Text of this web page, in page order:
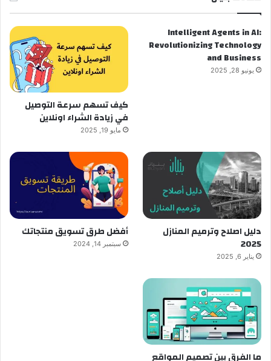
Intelligent Agents in AI:
Revolutionizing Technology
and Business
يونيو 28, 2025
كيف تسهم سرعة التوصيل
في زيادة الشراء اونلاين
مايو 19, 2025
دليل اصلاح وترميم المنازل
2025
يناير 6, 2025
أفضل طرق تسويق منتجاتك
سبتمبر 14, 2024
ما الفرق بين تصميم المواقع